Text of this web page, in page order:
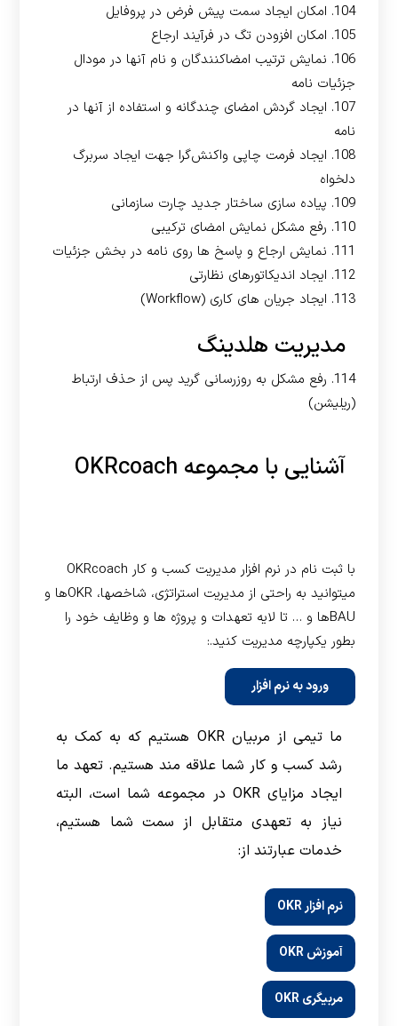
104. امکان ایجاد سمت پیش فرض در پروفایل
105. امکان افزودن تگ در فرآیند ارجاع
106. نمایش ترتیب امضاکنندگان و نام آنها در مودال
جزئیات نامه
107. ایجاد گردش امضای چندگانه و استفاده از آنها در
نامه
108. ایجاد فرمت چاپی واکنش‌گرا جهت ایجاد سربرگ
دلخواه
109. پیاده سازی ساختار جدید چارت سازمانی
110. رفع مشکل نمایش امضای ترکیبی
111. نمایش ارجاع و پاسخ ها روی نامه در بخش جزئیات
112. ایجاد اندیکاتورهای نظارتی
113. ایجاد جریان های کاری (Workflow)
مدیریت هلدینگ
114. رفع مشکل به روزرسانی گرید پس از حذف ارتباط
(ریلیشن)
آشنایی با مجموعه OKRcoach
با ثبت نام در نرم افزار مدیریت کسب و کار OKRcoach
میتوانید به راحتی از مدیریت استراتژی، شاخصها، OKRها و
BAUها و … تا لایه تعهدات و پروژه ها و وظایف خود را
بطور یکپارچه مدیریت کنید.:
ورود به نرم افزار
ما تیمی از مربیان OKR هستیم که به کمک به
رشد کسب و کار شما علاقه مند هستیم. تعهد ما
ایجاد مزایای OKR در مجموعه شما است، البته
نیاز به تعهدی متقابل از سمت شما هستیم،
خدمات عبارتند از:
نرم افزار OKR
آموزش OKR
مربیگری OKR